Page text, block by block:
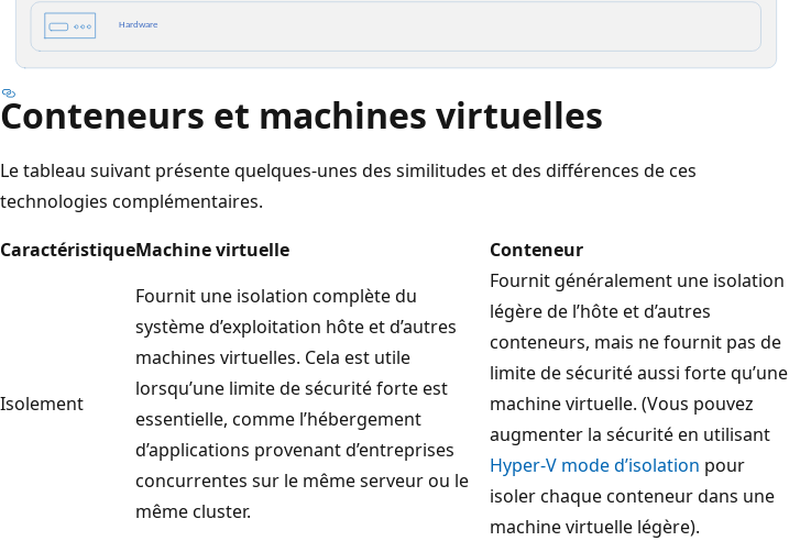
Conteneurs et machines virtuelles
Le tableau suivant présente quelques-unes des similitudes et des différences de ces
technologies complémentaires.
CaractéristiqueMachine virtuelle Conteneur
Isolement
Fournit une isolation complète du
système d’exploitation hôte et d’autres
machines virtuelles. Cela est utile
lorsqu’une limite de sécurité forte est
essentielle, comme l’hébergement
d’applications provenant d’entreprises
concurrentes sur le même serveur ou le
même cluster.
Fournit généralement une isolation
légère de l’hôte et d’autres
conteneurs, mais ne fournit pas de
limite de sécurité aussi forte qu’une
machine virtuelle. (Vous pouvez
augmenter la sécurité en utilisant
Hyper-V mode d’isolation pour
isoler chaque conteneur dans une
machine virtuelle légère).